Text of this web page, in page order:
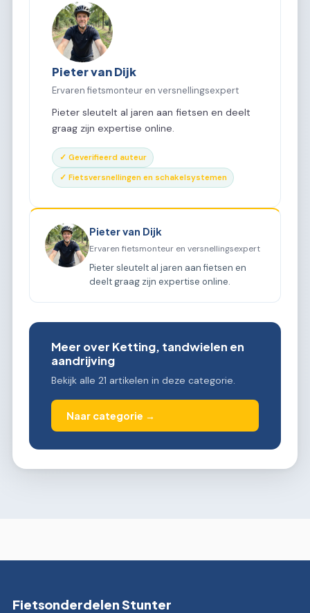
Pieter van Dijk
Ervaren fietsmonteur en versnellingsexpert
Pieter sleutelt al jaren aan fietsen en deelt
graag zijn expertise online.
✓ Geverifieerd auteur
✓ Fietsversnellingen en schakelsystemen
Pieter van Dijk
Ervaren fietsmonteur en versnellingsexpert
Pieter sleutelt al jaren aan fietsen en
deelt graag zijn expertise online.
Meer over Ketting, tandwielen en
aandrijving
Bekijk alle 21 artikelen in deze categorie.
Naar categorie →
Fietsonderdelen Stunter